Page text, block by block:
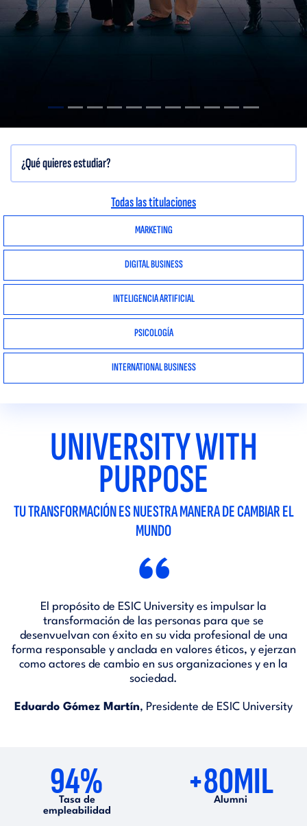
MARKETING
DIGITAL BUSINESS
INTELIGENCIA ARTIFICIAL
PSICOLOGÍA
INTERNATIONAL BUSINESS
Todas las titulaciones
UNIVERSITY WITH
PURPOSE
TU TRANSFORMACIÓN ES NUESTRA MANERA DE CAMBIAR EL
MUNDO
“
El propósito de ESIC University es impulsar la
transformación de las personas para que se
desenvuelvan con éxito en su vida profesional de una
forma responsable y anclada en valores éticos, y ejerzan
como actores de cambio en sus organizaciones y en la
sociedad.
Eduardo Gómez Martín, Presidente de ESIC University
94%
Tasa de
empleabilidad
+80MIL
Alumni